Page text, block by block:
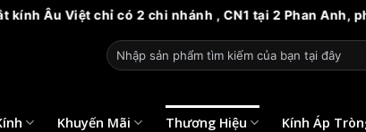
chỉ có 2 chi nhánh , CN1 tại 2 Phan Anh, phường
Tìm
kiếm:
Khuyến Mãi Thương Hiệu Kính Áp